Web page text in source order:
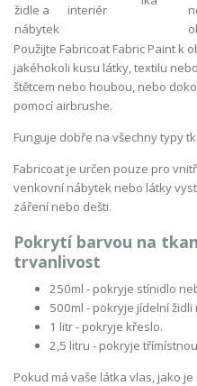
Použijte Fabricoat Fabric Paint k
jakéhokoli kusu látky, textilu
štětcem nebo houbou, nebo
pomocí airbrushe.
Funguje dobře na všechny typy
Fabricoat je určen pouze pro
venkovní nábytek nebo látky
záření nebo dešti.
Pokrytí barvou na
trvanlivost
250ml - pokryje stínidlo
500ml - pokryje jídelní
1 litr - pokryje křeslo.
2,5 litru - pokryje
Pokud má vaše látka vlas, jako